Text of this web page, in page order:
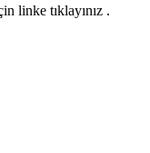
linke tıklayınız .